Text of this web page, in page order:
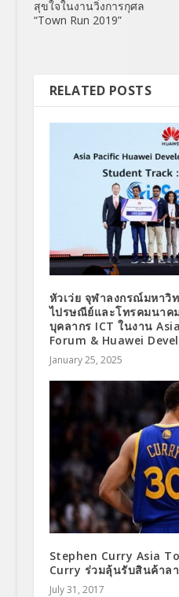
สุขใจในงานวิ่งการกุศล
“Town Run 2019”
RELATED POSTS
หัวเว่ย จุฬาลงกรณ์มหาวิ
ไปรษณีย์และโทรคมนาค
บุคลากร ICT ในงาน
Forum & Huawei
January 25, 2025
Stephen Curry Asia
Curry ร่วมลุ้นรับสินค้าลา
July 31, 2017